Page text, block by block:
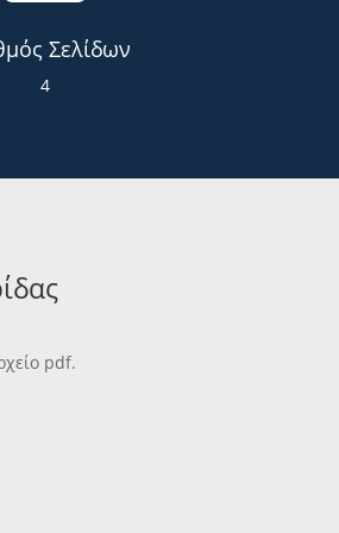
Σελίδων
4
pdf.